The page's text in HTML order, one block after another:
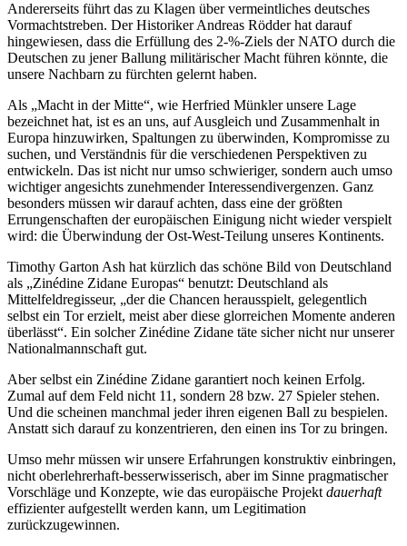
Andererseits führt das zu Klagen über vermeintliches deutsches
Vormachtstreben. Der Historiker Andreas Rödder hat darauf
hingewiesen, dass die Erfüllung des 2-%-Ziels der NATO durch die
Deutschen zu jener Ballung militärischer Macht führen könnte, die
unsere Nachbarn zu fürchten gelernt haben.
Als „Macht in der Mitte“, wie Herfried Münkler unsere Lage
bezeichnet hat, ist es an uns, auf Ausgleich und Zusammenhalt in
Europa hinzuwirken, Spaltungen zu überwinden, Kompromisse zu
suchen, und Verständnis für die verschiedenen Perspektiven zu
entwickeln. Das ist nicht nur umso schwieriger, sondern auch umso
wichtiger angesichts zunehmender Interessendivergenzen. Ganz
besonders müssen wir darauf achten, dass eine der größten
Errungenschaften der europäischen Einigung nicht wieder verspielt
wird: die Überwindung der Ost-West-Teilung unseres Kontinents.
Timothy Garton Ash hat kürzlich das schöne Bild von Deutschland
als „Zinédine Zidane Europas“ benutzt: Deutschland als
Mittelfeldregisseur, „der die Chancen herausspielt, gelegentlich
selbst ein Tor erzielt, meist aber diese glorreichen Momente anderen
überlässt“. Ein solcher Zinédine Zidane täte sicher nicht nur unserer
Nationalmannschaft gut.
Aber selbst ein Zinédine Zidane garantiert noch keinen Erfolg.
Zumal auf dem Feld nicht 11, sondern 28 bzw. 27 Spieler stehen.
Und die scheinen manchmal jeder ihren eigenen Ball zu bespielen.
Anstatt sich darauf zu konzentrieren, den einen ins Tor zu bringen.
Umso mehr müssen wir unsere Erfahrungen konstruktiv einbringen,
nicht oberlehrerhaft-besserwisserisch, aber im Sinne pragmatischer
Vorschläge und Konzepte, wie das europäische Projekt dauerhaft
effizienter aufgestellt werden kann, um Legitimation
zurückzugewinnen.